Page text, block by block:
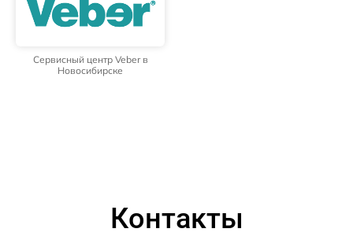
Сервисный центр Veber в
Новосибирске
Контакты